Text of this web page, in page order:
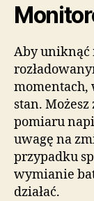
Aby uniknąć
stan.
pomiaru
uwagę na
przypadku
wymianie
działać.